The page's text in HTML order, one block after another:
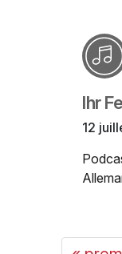
Ihr
12